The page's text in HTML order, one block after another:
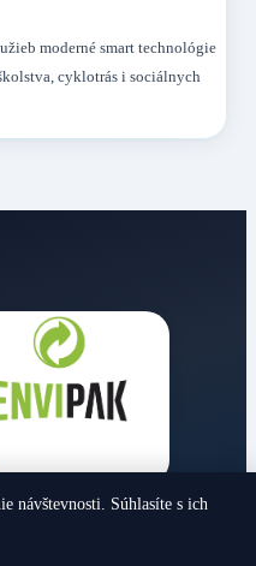
moderné smart technológie
cyklotrás i sociálnych
návštevnosti. Súhlasíte s ich